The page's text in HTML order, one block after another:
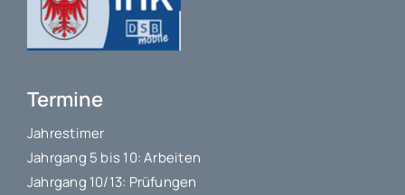
Termine
Jahrestimer
Jahrgang 5 bis 10: Arbeiten
Jahrgang 10/13: Prüfungen